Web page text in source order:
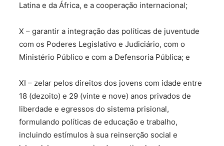
Latina e da África, e a cooperação internacional;
X – garantir a integração das políticas de juventude
com os Poderes Legislativo e Judiciário, com o
Ministério Público e com a Defensoria Pública; e
XI – zelar pelos direitos dos jovens com idade entre
18 (dezoito) e 29 (vinte e nove) anos privados de
liberdade e egressos do sistema prisional,
formulando políticas de educação e trabalho,
incluindo estímulos à sua reinserção social e